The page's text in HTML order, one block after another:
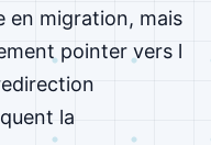
en migration, mais
pointer vers l
la